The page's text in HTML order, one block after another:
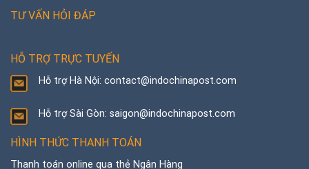
TƯ VẤN HỎI ĐÁP
HỖ TRỢ TRỰC TUYẾN
Hỗ trợ Hà Nội: contact@indochinapost.com
Hỗ trợ Sài Gòn: saigon@indochinapost.com
HÌNH THỨC THANH TOÁN
Thanh toán online qua thẻ Ngân Hàng